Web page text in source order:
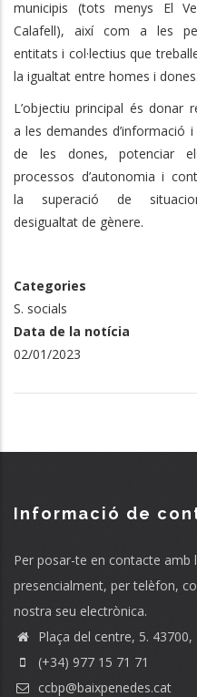
municipis (tots menys El
Calafell), així com a les
entitats i col·lectius que
la igualtat entre homes i dones.
L’objectiu principal és donar
a les demandes d’informació
de les dones, potenciar
processos d’autonomia i
la superació de
desigualtat de gènere.
Categories
S. socials
Data de la notícia
02/01/2023
Informació de
Per posar-te en contacte
presencialment, per telèfon,
nostra seu electrònica.
Plaça del centre, 5.
(+34) 977 15 71 71
ccbp@baixpenedes.cat